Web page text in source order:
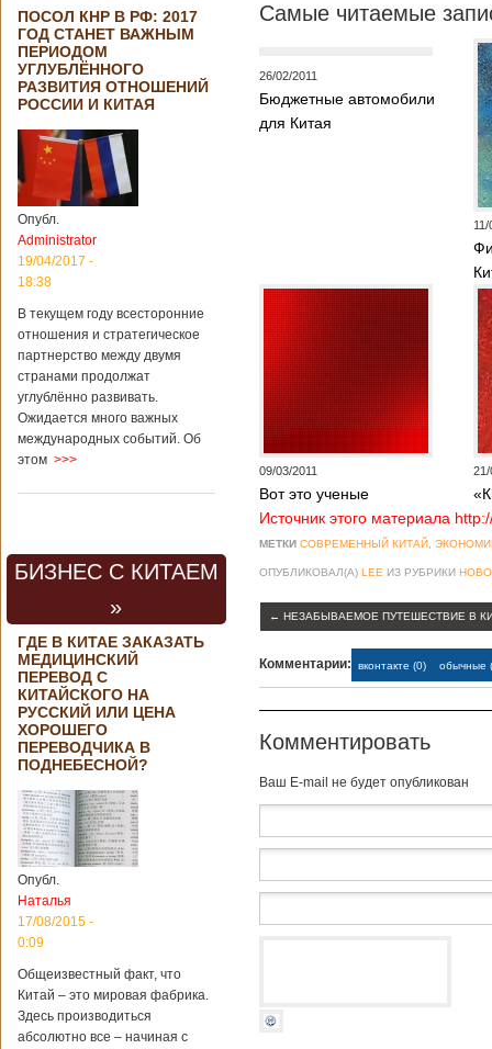
ПОСОЛ КНР В РФ: 2017
ГОД СТАНЕТ ВАЖНЫМ
ПЕРИОДОМ
УГЛУБЛЁННОГО
РАЗВИТИЯ ОТНОШЕНИЙ
РОССИИ И КИТАЯ
Опубл.
Administrator
19/04/2017 -
18:38
В текущем году всесторонние
отношения и стратегическое
партнерство между двумя
странами продолжат
углублённо развивать.
Ожидается много важных
международных событий. Об
этом >>>
БИЗНЕС С КИТАЕМ
»
ГДЕ В КИТАЕ ЗАКАЗАТЬ
МЕДИЦИНСКИЙ
ПЕРЕВОД С
КИТАЙСКОГО НА
РУССКИЙ ИЛИ ЦЕНА
ХОРОШЕГО
ПЕРЕВОДЧИКА В
ПОДНЕБЕСНОЙ?
Опубл.
Наталья
17/08/2015 -
0:09
Общеизвестный факт, что
Китай – это мировая фабрика.
Здесь производиться
абсолютно все – начиная с
Самые читаемые
26/02/2011
Бюджетные автомобили
для Китая
11/
09/03/2011
Вот это ученые
21/
Источник этого материала
МЕТКИ СОВРЕМЕННЫЙ КИТАЙ
ОПУБЛИКОВАЛ(А) LEE ИЗ РУБРИКИ
← НЕЗАБЫВАЕМОЕ ПУТЕШЕСТВИЕ В
Комментарии: вконтакте (0) обычные
Комментировать
Baш E-mail не будет опубликован